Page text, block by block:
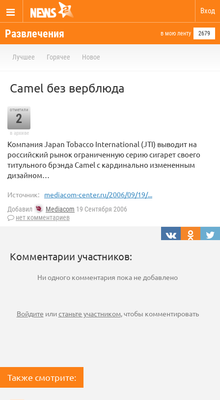
Вход
Развлечения в мою ленту 2679
Лучшее Горячее Новое
Camel без верблюда
отметили
2
в архиве
Компания Japan Tobacco International (JTI) выводит на
российский рынок ограниченную серию сигарет своего
титульного брэнда Camel с кардинально измененным
дизайном…
Источник: mediacom-center.ru/2006/09/19/...
Добавил Mediacom 19 Сентября 2006
нет комментариев
Комментарии участников:
Ни одного комментария пока не добавлено
Войдите илистаньте участником, чтобы комментировать
Также смотрите: